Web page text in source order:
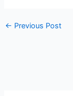
← Previous Post